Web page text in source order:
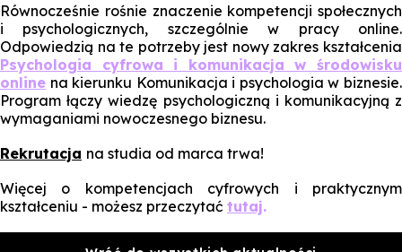
Równocześnie rośnie znaczenie kompetencji społecznych
i psychologicznych, szczególnie w pracy online.
Odpowiedzią na te potrzeby jest nowy zakres kształcenia
Psychologia cyfrowa i komunikacja w środowisku
online na kierunku Komunikacja i psychologia w biznesie.
Program łączy wiedzę psychologiczną i komunikacyjną z
wymaganiami nowoczesnego biznesu.
Rekrutacja na studia od marca trwa!
Więcej o kompetencjach cyfrowych i praktycznym
kształceniu - możesz przeczytać tutaj.